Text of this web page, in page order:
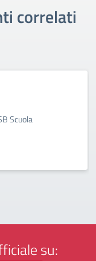
correlati
Scuola
su: